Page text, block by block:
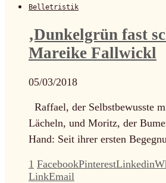
Belletristik
‚Dunkelgrün fast
Mareike Fallwickl
05/03/2018
Raffael, der Selbstbewusste
Lächeln, und Moritz, der
Hand: Seit ihrer ersten
1 FacebookPinterestLinkedin
LinkEmail